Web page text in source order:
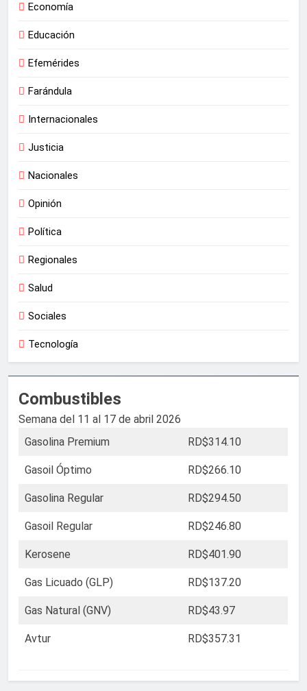
Economía
Educación
Efemérides
Farándula
Internacionales
Justicia
Nacionales
Opinión
Política
Regionales
Salud
Sociales
Tecnología
Combustibles
Semana del 11 al 17 de abril 2026
Gasolina Premium
RD$314.10
Gasoil Óptimo RD$266.10
Gasolina Regular RD$294.50
Gasoil Regular RD$246.80
Kerosene RD$401.90
Gas Licuado (GLP) RD$137.20
Gas Natural (GNV) RD$43.97
Avtur RD$357.31